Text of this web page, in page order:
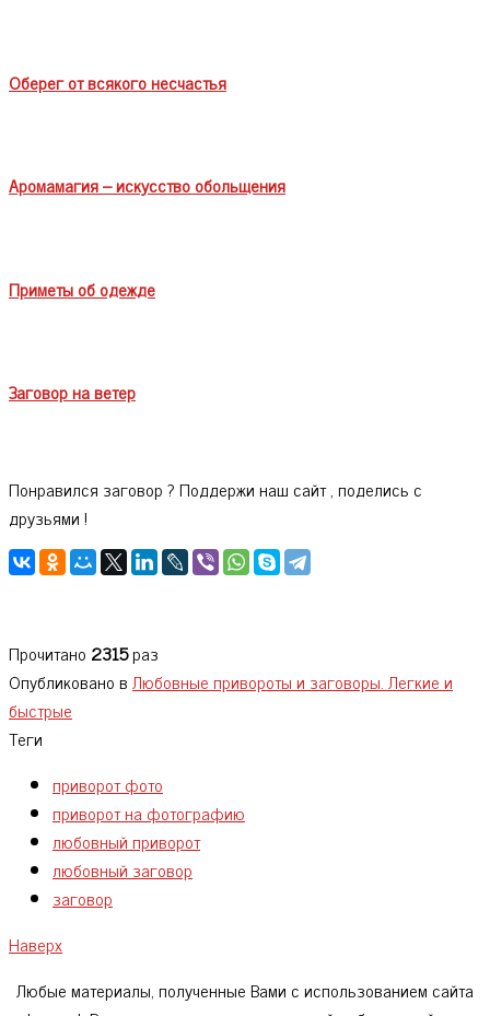
Оберег от всякого несчастья
Аромамагия – искусство обольщения
Приметы об одежде
Заговор на ветер
Понравился заговор ? Поддержи наш сайт , поделись с
друзьями !
Прочитано 2315раз
Опубликовано вЛюбовные привороты и заговоры. Легкие и
быстрые
Теги
приворот фото
приворот на фотографию
любовный приворот
любовный заговор
заговор
Наверх
Любые материалы, полученные Вами с использованием сайта